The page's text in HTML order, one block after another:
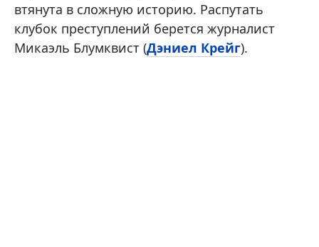
втянута в сложную историю. Распутать
клубок преступлений берется журналист
Микаэль Блумквист (Дэниел Крейг).